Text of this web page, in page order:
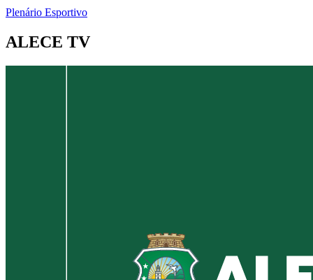
Plenário Esportivo
ALECE TV